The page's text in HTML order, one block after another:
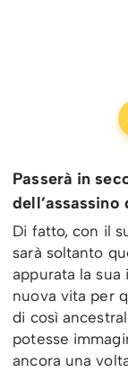
Passerà in
dell’assassino
Di fatto, con il
sarà soltanto
appurata la sua
nuova vita per
di così
potesse
ancora una